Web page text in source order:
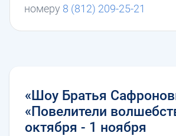
номеру 8 (812) 209-25-21
«Шоу Братья
«Повелители
октября - 1 ноября